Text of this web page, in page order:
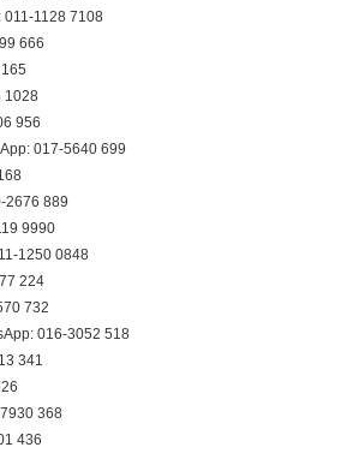
011-1128 7108
666
1028
956
017-5640 699
2676 889
9990
1250 0848
224
732
016-3052 518
341
368
436